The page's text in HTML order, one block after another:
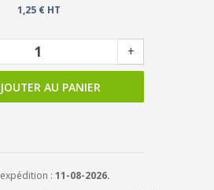
1,25 € HT
+
AU PANIER
: 11-08-2026.